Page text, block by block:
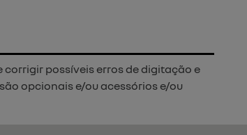
corrigir possíveis erros de digitação e
opcionais e/ou acessórios e/ou